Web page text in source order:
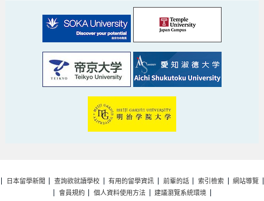
日本留學新聞 查詢欲就讀學校 有用的留學資訊 前輩的話 索引檢索
網站導覽
會員規約
個人資料使用方法 建議瀏覽系統環境